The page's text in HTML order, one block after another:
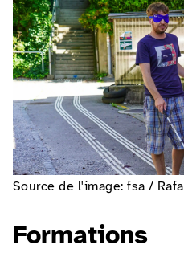
Source de l'image: fsa /
Formations